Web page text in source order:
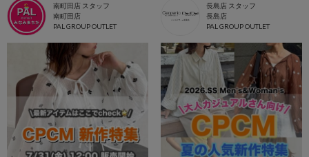
南町田店 スタッフ
南町田店
PAL GROUP OUTLET
長島店 スタッフ
長島店
PAL GROUP OUTLET